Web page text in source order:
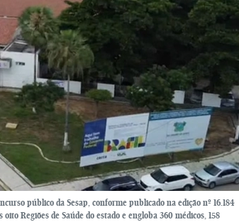
público da Sesap, conforme publicado na edição nº 16.184
Regiões de Saúde do estado e engloba 360 médicos, 158